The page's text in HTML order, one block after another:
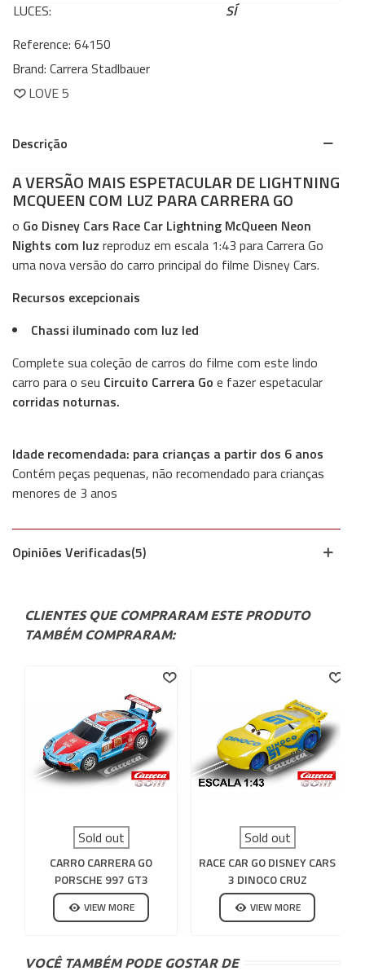
LUCES:
SÍ
Reference: 64150
Brand: Carrera Stadlbauer
LOVE5
Descrição
A VERSÃO MAIS ESPETACULAR DE LIGHTNING
MCQUEEN COM LUZ PARA CARRERA GO
o Go Disney Cars Race Car Lightning McQueen Neon
Nights com luz reproduz em escala 1:43 para Carrera Go
uma nova versão do carro principal do filme Disney Cars.
Recursos excepcionais
Chassi iluminado com luz led
Complete sua coleção de carros do filme com este lindo
carro para o seu Circuito Carrera Go e fazer espetacular
corridas noturnas.
Idade recomendada: para crianças a partir dos 6 anos
Contém peças pequenas, não recomendado para crianças
menores de 3 anos
Opiniões Verificadas(5)
CLIENTES QUE COMPRARAM ESTE PRODUTO
TAMBÉM COMPRARAM:
Sold out
CARRO CARRERA GO
PORSCHE 997 GT3
CARRERA AZUL
VIEW MORE
Sold out
RACE CAR GO DISNEY CARS
3 DINOCO CRUZ
VIEW MORE
VOCÊ TAMBÉM PODE GOSTAR DE